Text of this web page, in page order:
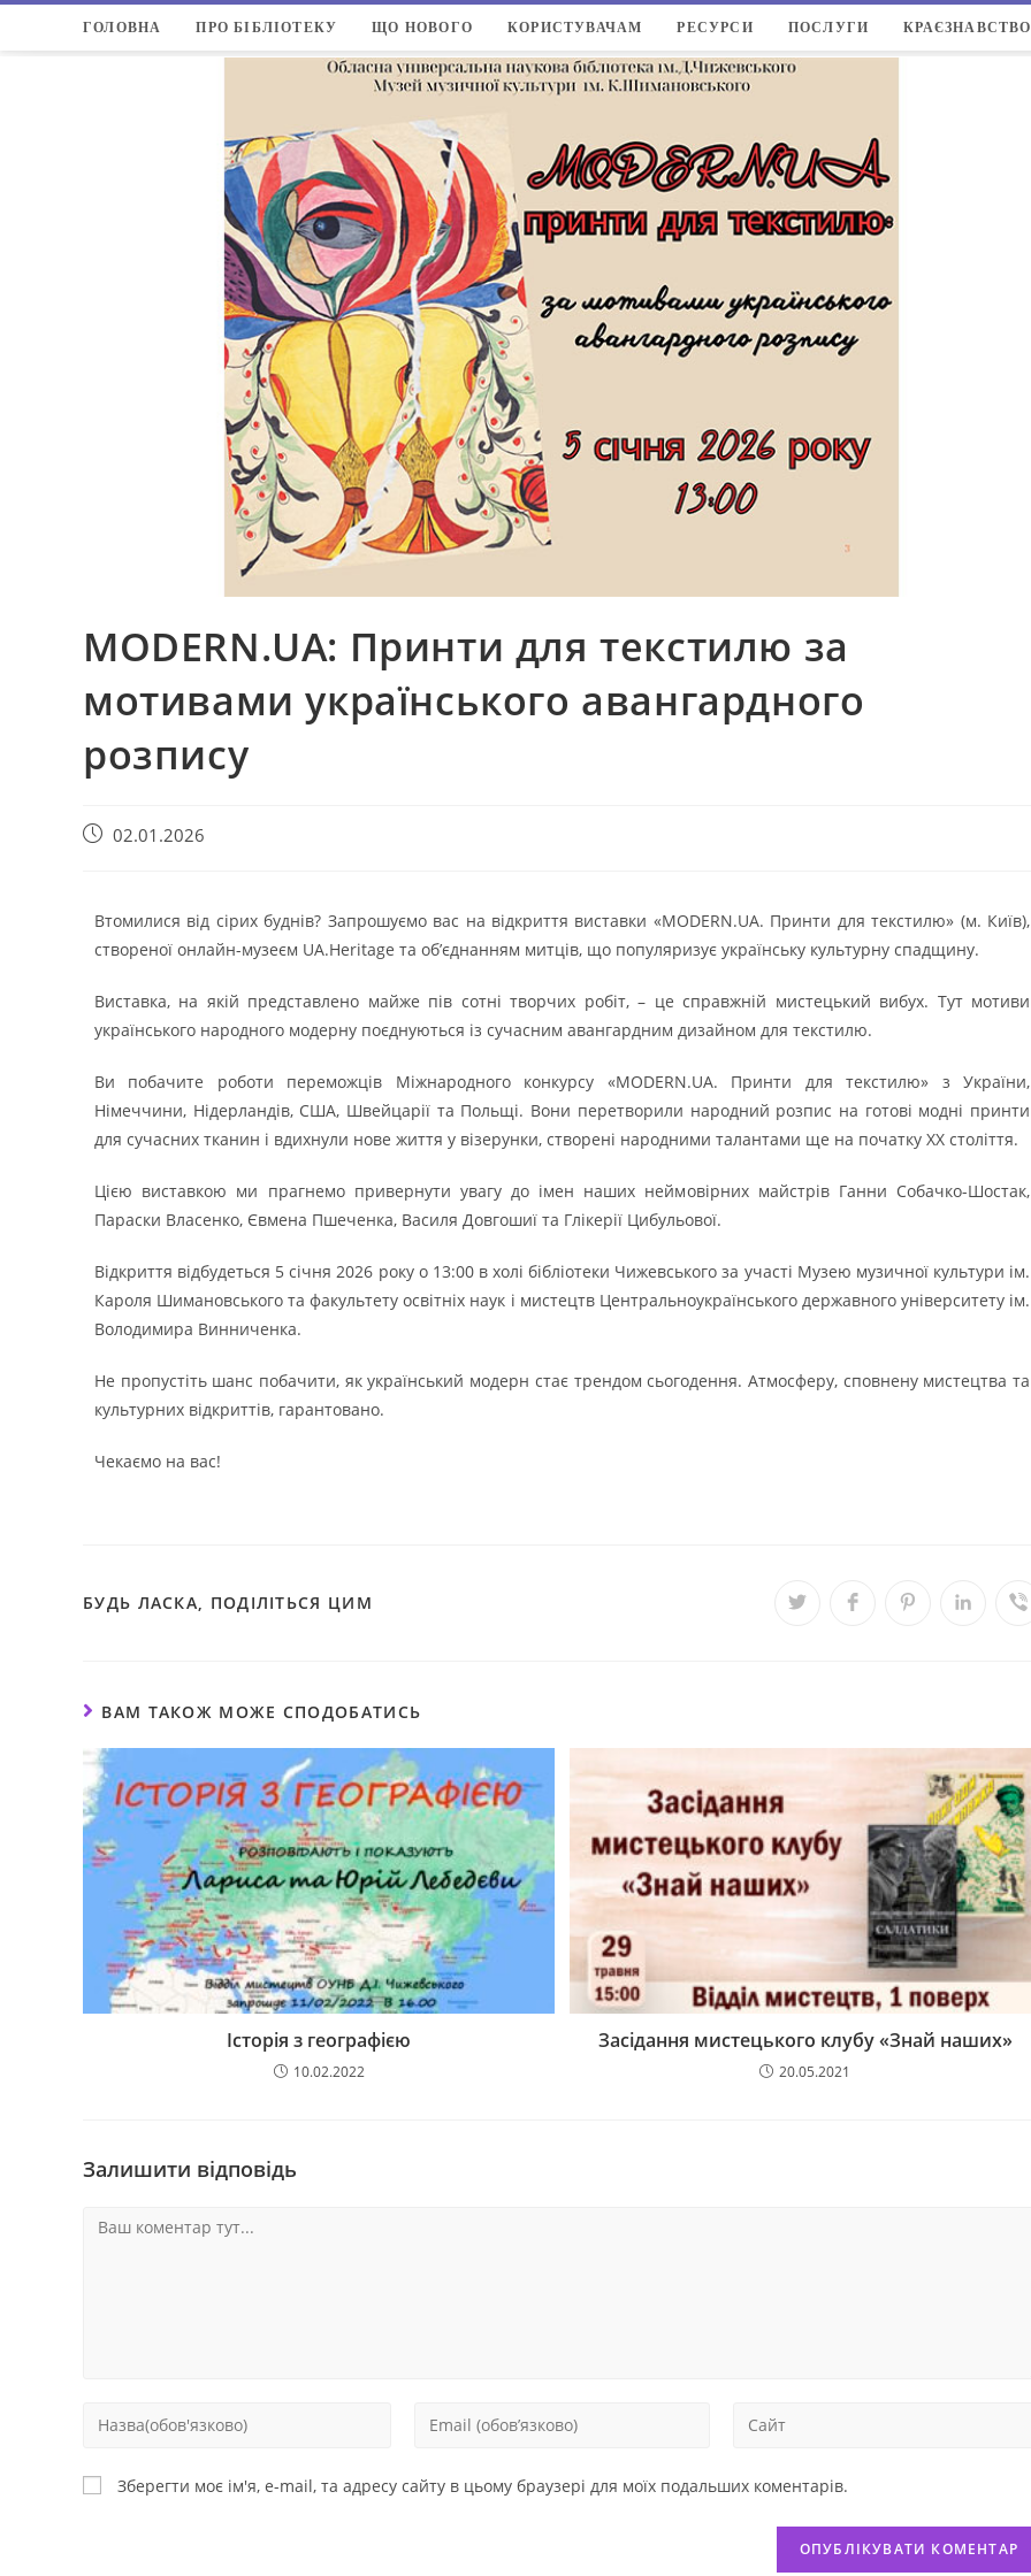
ГОЛОВНА ПРО БІБЛІОТЕКУ ЩО НОВОГО КОРИСТУВАЧАМ РЕСУРСИ ПОСЛУГИ КРАЄЗНАВСТВО
MODERN.UA: Принти для текстилю за
мотивами українського авангардного
розпису
02.01.2026
Втомилися від сірих буднів? Запрошуємо вас на відкриття виставки «MODERN.UA. Принти для текстилю» (м. Київ),
створеної онлайн-музеєм UA.Heritage та об’єднанням митців, що популяризує українську культурну спадщину.
Виставка, на якій представлено майже пів сотні творчих робіт, – це справжній мистецький вибух. Тут мотиви
українського народного модерну поєднуються із сучасним авангардним дизайном для текстилю.
Ви побачите роботи переможців Міжнародного конкурсу «MODERN.UA. Принти для текстилю» з України,
Німеччини, Нідерландів, США, Швейцарії та Польщі. Вони перетворили народний розпис на готові модні принти
для сучасних тканин і вдихнули нове життя у візерунки, створені народними талантами ще на початку ХХ століття.
Цією виставкою ми прагнемо привернути увагу до імен наших неймовірних майстрів Ганни Собачко-Шостак,
Параски Власенко, Євмена Пшеченка, Василя Довгошиї та Глікерії Цибульової.
Відкриття відбудеться 5 січня 2026 року о 13:00 в холі бібліотеки Чижевського за участі Музею музичної культури ім.
Кароля Шимановського та факультету освітніх наук і мистецтв Центральноукраїнського державного університету ім.
Володимира Винниченка.
Не пропустіть шанс побачити, як український модерн стає трендом сьогодення. Атмосферу, сповнену мистецтва та
культурних відкриттів, гарантовано.
Чекаємо на вас!
БУДЬ ЛАСКА, ПОДІЛІТЬСЯ ЦИМ
ВАМ ТАКОЖ МОЖЕ СПОДОБАТИСЬ
Історія з географією
10.02.2022
Засідання мистецького клубу «Знай наших»
20.05.2021
Залишити відповідь
Зберегти моє ім'я, e-mail, та адресу сайту в цьому браузері для моїх подальших коментарів.